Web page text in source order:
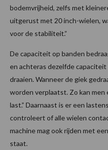
bodemvrijheid, zelfs met
uitgerust met 20 inch-wielen,
voor de stabiliteit.”
De capaciteit op banden
en achteras dezelfde
draaien. Wanneer de giek
worden verplaatst. Zo kan men
last.” Daarnaast is er een
controleert of alle wielen
machine mag ook rijden met
staat.